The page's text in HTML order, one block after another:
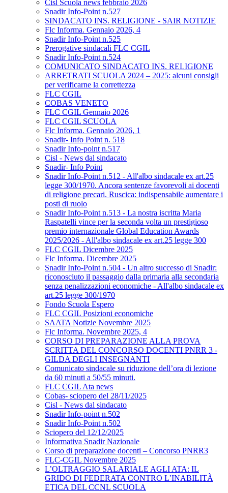
Cisl Scuola news febbraio 2026
Snadir Info-Point n.527
SINDACATO INS. RELIGIONE - SAIR NOTIZIE
Flc Informa. Gennaio 2026, 4
Snadir Info-Point n.525
Prerogative sindacali FLC CGIL
Snadir Info-Point n.524
COMUNICATO SINDACATO INS. RELIGIONE
ARRETRATI SCUOLA 2024 – 2025: alcuni consigli
per verificarne la correttezza
FLC CGIL
COBAS VENETO
FLC CGIL Gennaio 2026
FLC CGIL SCUOLA
Flc Informa. Gennaio 2026, 1
Snadir- Info Point n. 518
Snadir Info-point n.517
Cisl - News dal sindacato
Snadir- Info Point
Snadir Info-Point n.512 - All'albo sindacale ex art.25
legge 300/1970. Ancora sentenze favorevoli ai docenti
di religione precari. Ruscica: indispensabile aumentare i
posti di ruolo
Snadir Info-Point n.513 - La nostra iscritta Maria
Raspatelli vince per la seconda volta un prestigioso
premio internazionale Global Education Awards
2025/2026 - All'albo sindacale ex art.25 legge 300
FLC CGIL Dicembre 2025
Flc Informa. Dicembre 2025
Snadir Info-Point n.504 - Un altro successo di Snadir:
riconosciuto il passaggio dalla primaria alla secondaria
senza penalizzazioni economiche - All'albo sindacale ex
art.25 legge 300/1970
Fondo Scuola Espero
FLC CGIL Posizioni economiche
SAATA Notizie Novembre 2025
Flc Informa. Novembre 2025, 4
CORSO DI PREPARAZIONE ALLA PROVA
SCRITTA DEL CONCORSO DOCENTI PNRR 3 -
GILDA DEGLI INSEGNANTI
Comunicato sindacale su riduzione dell’ora di lezione
da 60 minuti a 50/55 minuti.
FLC CGIL Ata news
Cobas- sciopero del 28/11/2025
Cisl - News dal sindacato
Snadir Info-point n.502
Snadir Info-Point n.502
Sciopero del 12/12/2025
Informativa Snadir Nazionale
Corso di preparazione docenti – Concorso PNRR3
FLC-CGIL Novembre 2025
L’OLTRAGGIO SALARIALE AGLI ATA: IL
GRIDO DI FEDERATA CONTRO L’INABILITÀ
ETICA DEL CCNL SCUOLA